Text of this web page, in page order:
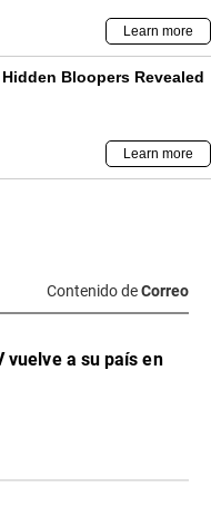
Contenido deCorreo
vuelve a su país en